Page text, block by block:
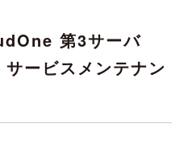
第3サーバ
ービスメンテナン